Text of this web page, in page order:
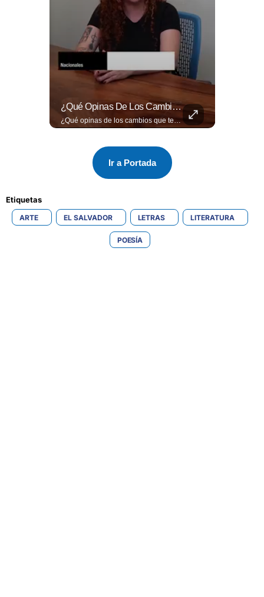
¿Qué Opinas De Los Cambios Que Tendrá Este Proyecto?
¿Qué opinas de los cambios que tendrá este proyecto? Jardines verticales, ciclovía y accesos inclusivos destacan entre las novedades del viaducto Los Chorros. Lee más 👉 eldiariodehoy.com
Ir a Portada
Etiquetas
ARTE EL SALVADOR LETRAS LITERATURA
POESÍA